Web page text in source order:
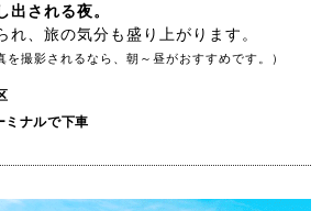
出される夜。
れ、旅の気分も盛り上がります。
を撮影されるなら、朝～昼がおすすめです。）
ミナルで下車